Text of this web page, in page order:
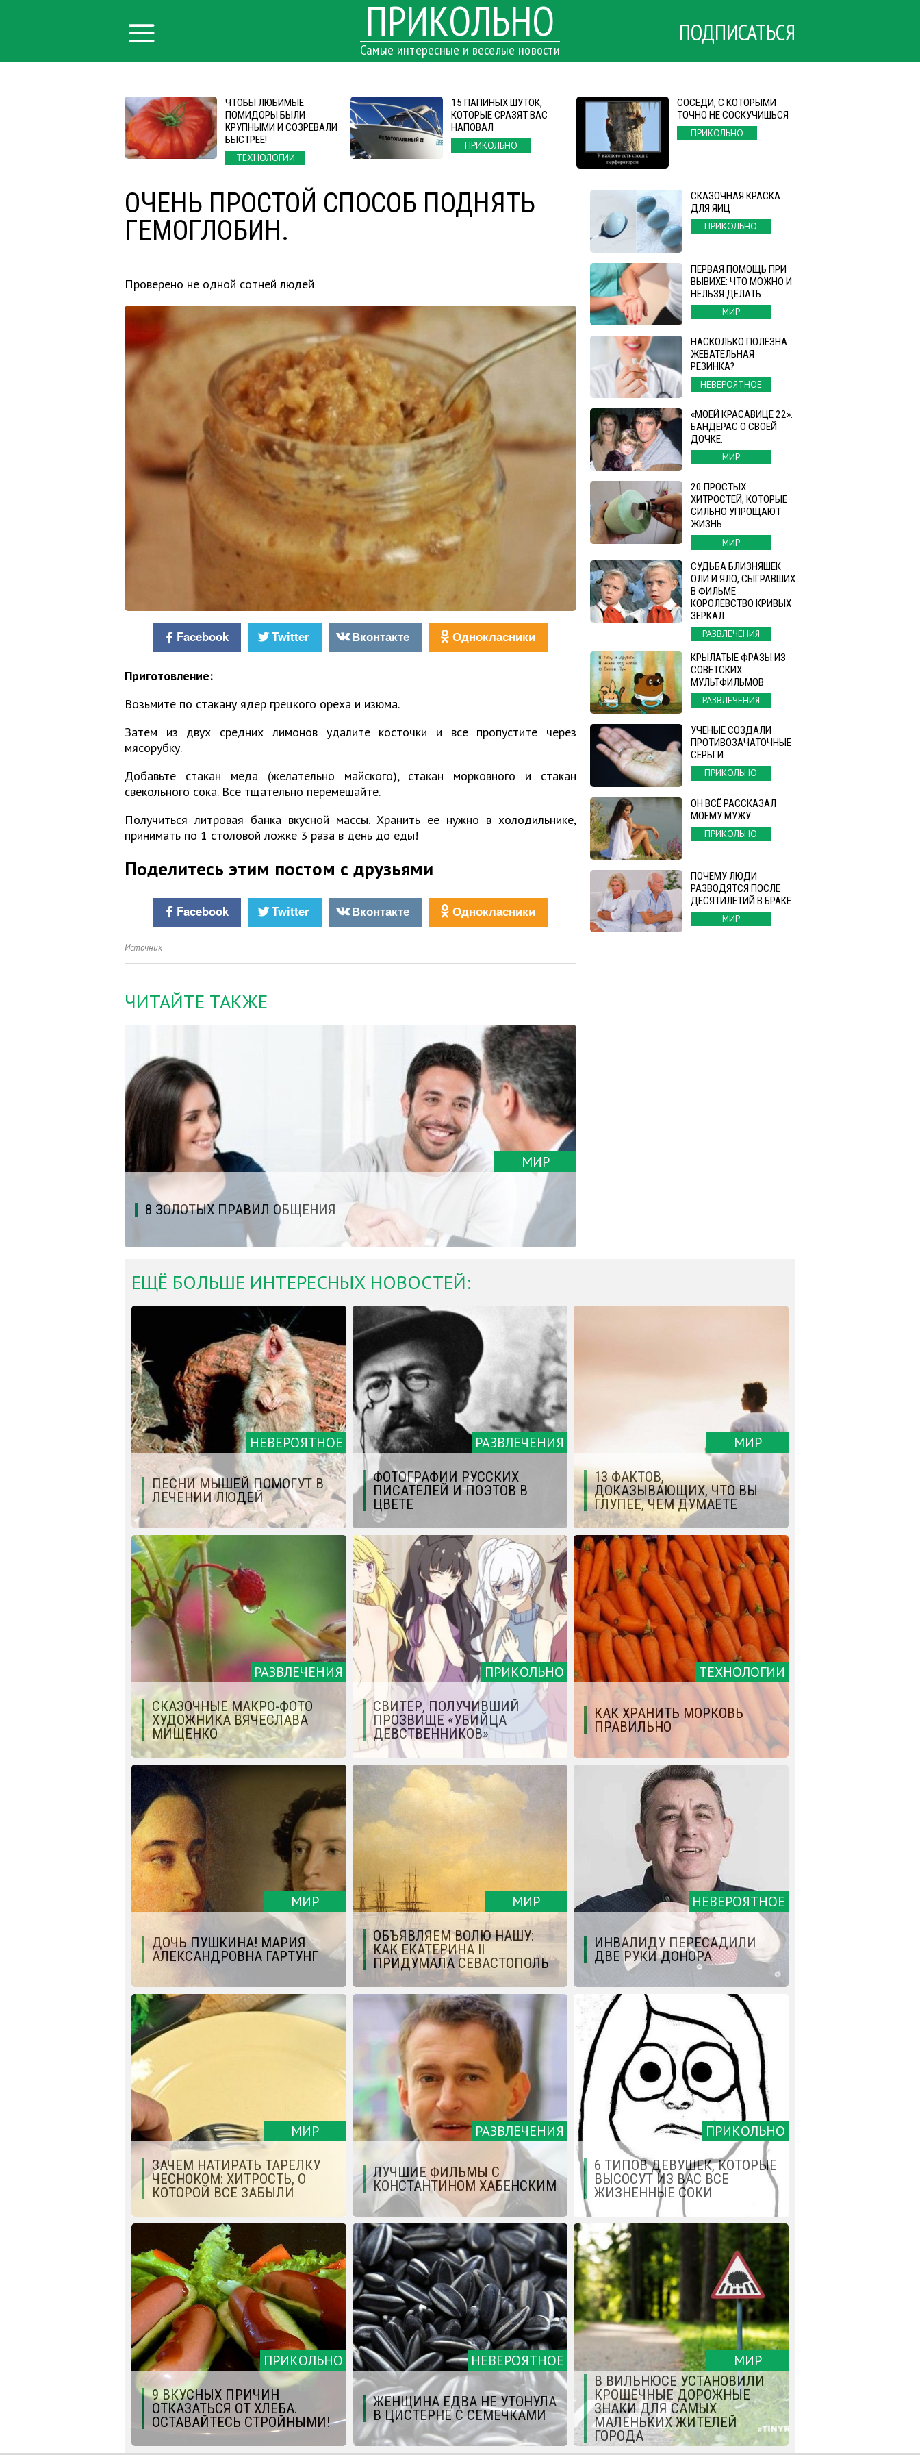
ПРИКОЛЬНО
Самые интересные и веселые новости
ПОДПИСАТЬСЯ
ЧТОБЫ ЛЮБИМЫЕ
ПОМИДОРЫ БЫЛИ
КРУПНЫМИ И СОЗРЕВАЛИ
БЫСТРЕЕ!
ТЕХНОЛОГИИ
15 ПАПИНЫХ ШУТОК,
КОТОРЫЕ СРАЗЯТ ВАС
НАПОВАЛ
ПРИКОЛЬНО
СОСЕДИ, С КОТОРЫМИ
ТОЧНО НЕ СОСКУЧИШЬСЯ
ПРИКОЛЬНО
ОЧЕНЬ ПРОСТОЙ СПОСОБ ПОДНЯТЬ
ГЕМОГЛОБИН.
Проверено не одной сотней людей
Facebook Twitter Вконтакте Однокласники
Приготовление:
Возьмите по стакану ядер грецкого ореха и изюма.
Затем из двух средних лимонов удалите косточки и все пропустите через
мясорубку.
Добавьте стакан меда (желательно майского), стакан морковного и стакан
свекольного сока. Все тщательно перемешайте.
Получиться литровая банка вкусной массы. Хранить ее нужно в холодильнике,
принимать по 1 столовой ложке 3 раза в день до еды!
Поделитесь этим постом с друзьями
Facebook Twitter Вконтакте Однокласники
Источник
ЧИТАЙТЕ ТАКЖЕ
МИР
8 ЗОЛОТЫХ ПРАВИЛ ОБЩЕНИЯ
СКАЗОЧНАЯ КРАСКА
ДЛЯ ЯИЦ
ПРИКОЛЬНО
ПЕРВАЯ ПОМОЩЬ ПРИ
ВЫВИХЕ: ЧТО МОЖНО И
НЕЛЬЗЯ ДЕЛАТЬ
МИР
НАСКОЛЬКО ПОЛЕЗНА
ЖЕВАТЕЛЬНАЯ
РЕЗИНКА?
НЕВЕРОЯТНОЕ
«МОЕЙ КРАСАВИЦЕ 22».
БАНДЕРАС О СВОЕЙ
ДОЧКЕ.
МИР
20 ПРОСТЫХ
ХИТРОСТЕЙ, КОТОРЫЕ
СИЛЬНО УПРОЩАЮТ
ЖИЗНЬ
МИР
СУДЬБА БЛИЗНЯШЕК
ОЛИ И ЯЛО, СЫГРАВШИХ
В ФИЛЬМЕ
КОРОЛЕВСТВО КРИВЫХ
ЗЕРКАЛ
РАЗВЛЕЧЕНИЯ
КРЫЛАТЫЕ ФРАЗЫ ИЗ
СОВЕТСКИХ
МУЛЬТФИЛЬМОВ
РАЗВЛЕЧЕНИЯ
УЧЕНЫЕ СОЗДАЛИ
ПРОТИВОЗАЧАТОЧНЫЕ
СЕРЬГИ
ПРИКОЛЬНО
ОН ВСЁ РАССКАЗАЛ
МОЕМУ МУЖУ
ПРИКОЛЬНО
ПОЧЕМУ ЛЮДИ
РАЗВОДЯТСЯ ПОСЛЕ
ДЕСЯТИЛЕТИЙ В БРАКЕ
МИР
ЕЩЁ БОЛЬШЕ ИНТЕРЕСНЫХ НОВОСТЕЙ:
НЕВЕРОЯТНОЕ
ПЕСНИ МЫШЕЙ ПОМОГУТ В
ЛЕЧЕНИИ ЛЮДЕЙ
РАЗВЛЕЧЕНИЯ
ФОТОГРАФИИ РУССКИХ
ПИСАТЕЛЕЙ И ПОЭТОВ В
ЦВЕТЕ
МИР
13 ФАКТОВ,
ДОКАЗЫВАЮЩИХ, ЧТО ВЫ
ГЛУПЕЕ, ЧЕМ ДУМАЕТЕ
РАЗВЛЕЧЕНИЯ
СКАЗОЧНЫЕ МАКРО-ФОТО
ХУДОЖНИКА ВЯЧЕСЛАВА
МИЩЕНКО
ПРИКОЛЬНО
СВИТЕР, ПОЛУЧИВШИЙ
ПРОЗВИЩЕ «УБИЙЦА
ДЕВСТВЕННИКОВ»
ТЕХНОЛОГИИ
КАК ХРАНИТЬ МОРКОВЬ
ПРАВИЛЬНО
МИР
ДОЧЬ ПУШКИНА! МАРИЯ
АЛЕКСАНДРОВНА ГАРТУНГ
МИР
ОБЪЯВЛЯЕМ ВОЛЮ НАШУ:
КАК ЕКАТЕРИНА II
ПРИДУМАЛА СЕВАСТОПОЛЬ
НЕВЕРОЯТНОЕ
ИНВАЛИДУ ПЕРЕСАДИЛИ
ДВЕ РУКИ ДОНОРА
МИР
ЗАЧЕМ НАТИРАТЬ ТАРЕЛКУ
ЧЕСНОКОМ: ХИТРОСТЬ, О
КОТОРОЙ ВСЕ ЗАБЫЛИ
РАЗВЛЕЧЕНИЯ
ЛУЧШИЕ ФИЛЬМЫ С
КОНСТАНТИНОМ ХАБЕНСКИМ
ПРИКОЛЬНО
6 ТИПОВ ДЕВУШЕК, КОТОРЫЕ
ВЫСОСУТ ИЗ ВАС ВСЕ
ЖИЗНЕННЫЕ СОКИ
ПРИКОЛЬНО
9 ВКУСНЫХ ПРИЧИН
ОТКАЗАТЬСЯ ОТ ХЛЕБА.
ОСТАВАЙТЕСЬ СТРОЙНЫМИ!
НЕВЕРОЯТНОЕ
ЖЕНЩИНА ЕДВА НЕ УТОНУЛА
В ЦИСТЕРНЕ С СЕМЕЧКАМИ
МИР
В ВИЛЬНЮСЕ УСТАНОВИЛИ
КРОШЕЧНЫЕ ДОРОЖНЫЕ
ЗНАКИ ДЛЯ САМЫХ
МАЛЕНЬКИХ ЖИТЕЛЕЙ
ГОРОДА